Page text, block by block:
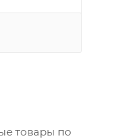
товары по